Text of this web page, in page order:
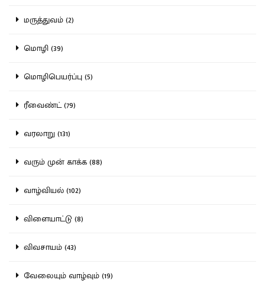
மருத்துவம் (2)
மொழி (39)
மொழிபெயர்ப்பு (5)
ரீவைண்ட் (79)
வரலாறு (131)
வரும் முன் காக்க (88)
வாழ்வியல் (102)
விளையாட்டு (8)
விவசாயம் (43)
வேலையும் வாழ்வும் (19)